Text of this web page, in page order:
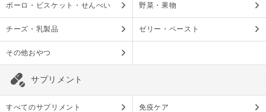
ボーロ・ビスケット・せんべい 野菜・果物
チーズ・乳製品 ゼリー・ペースト
その他おやつ
サプリメント
すべてのサプリメント 免疫ケア